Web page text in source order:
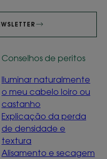
Conselhos de peritos
Iluminar naturalmente
o meu cabelo loiro ou
castanho
Explicação da perda
de densidade e
textura
Alisamento e secagem